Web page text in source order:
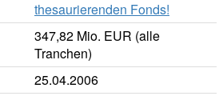
thesaurierenden Fonds!
347,82 Mio. EUR (alle
Tranchen)
25.04.2006